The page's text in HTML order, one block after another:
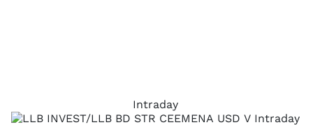
Intraday